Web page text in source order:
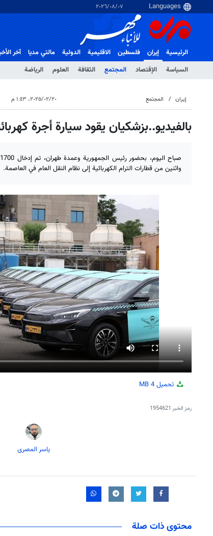
٠٧‏/٠٨‏/٢٠٢٦
الرئيسية
إيران
السياسة
الإقتصاد المجتمع الثقافة العلوم الرياضة
فلسطین الاقلیمیة الدولية مالتي مدیا آخر
إيران المجتمع ٢٠‏/٠٢‏/٢٠٢٥، ١:٤٣ م
بالفيديو..بزشكيان يقود سيارة أجرة
واثنين من قطارات الترام الكهربائية إلى نظام النقل العام في العاصمة.
تحميل 4 MB
رمز الخبر 1954621
یاسر المصری
محتوى ذات صلة